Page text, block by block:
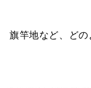
旗竿地など、ど